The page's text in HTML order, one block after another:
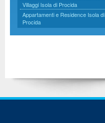
Villaggi Isola di Procida
Appartamenti e Residence Isola di
Procida